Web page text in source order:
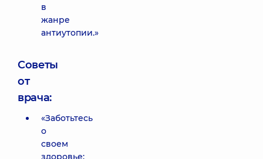
в
жанре
антиутопии.»
Советы
от
врача:
«Заботьтесь
о
своем
здоровье: